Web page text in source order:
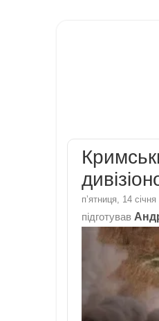
пʼятниця, 14 січня
підготував